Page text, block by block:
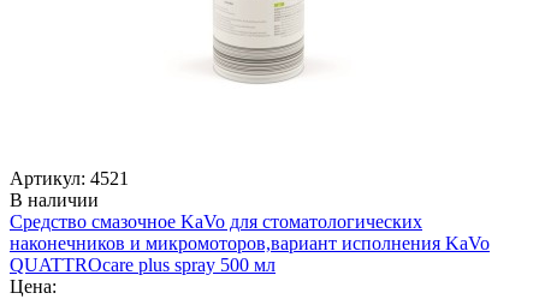
Артикул: 4521
В наличии
Средство смазочное KaVo для стоматологических
наконечников и микромоторов,вариант исполнения KaVo
QUATTROcare plus spray 500 мл
Цена: